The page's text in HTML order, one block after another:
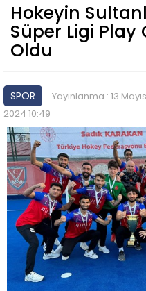
Hokeyin
Süper Ligi
Oldu
SPOR Yayınlanma : 13
2024 10:49